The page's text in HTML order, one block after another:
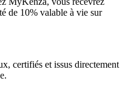
de 10% valable à vie sur
certifiés et issus directement